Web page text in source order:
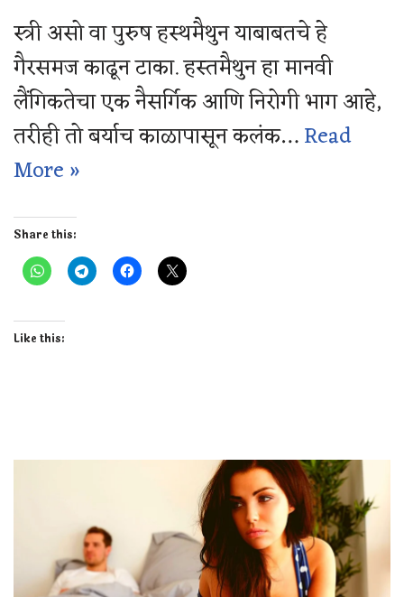
स्त्री असो वा पुरुष हस्थमैथुन याबाबतचे हे
गैरसमज काढून टाका. हस्तमैथुन हा मानवी
लैंगिकतेचा एक नैसर्गिक आणि निरोगी भाग आहे,
तरीही तो बर्याच काळापासून कलंक…Read
More »
Share this:
Like this: